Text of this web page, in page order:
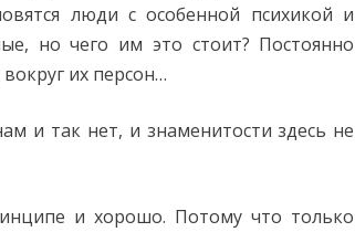
люди с особенной психикой и
но чего им это стоит? Постоянно
их персон…
и так нет, и знаменитости здесь не
и хорошо. Потому что только